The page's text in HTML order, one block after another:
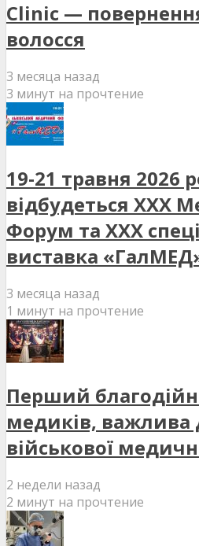
Clinic —
волосся
3 месяца назад
3 минут на прочтение
19-21 травня 2026
відбудеться XXX
Форум та XXX
виставка
3 месяца назад
1 минут на прочтение
Перший
медиків, важлива
військової
2 недели назад
2 минут на прочтение